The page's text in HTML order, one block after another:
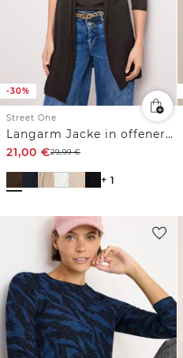
-30%
Street One
Langarm Jacke in offener Passform
21,00 €29,99€
+ 1